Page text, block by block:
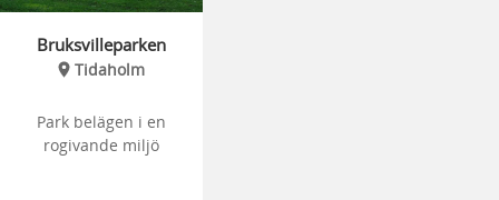
Bruksvilleparken
Tidaholm
Park belägen i en
rogivande miljö